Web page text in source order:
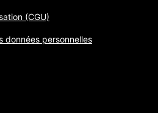
(CGU)
données personnelles